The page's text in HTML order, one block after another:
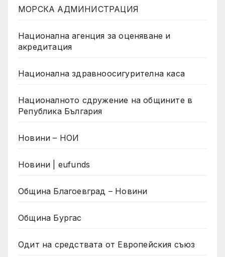
МОРСКА АДМИНИСТРАЦИЯ
Национална агенция за оценяване и
акредитация
Национална здравноосигурителна каса
Националното сдружение на общините в
Република България
Новини – НОИ
Новини | eufunds
Община Благоевград – Новини
Община Бургас
Одит на средствата от Европейския съюз